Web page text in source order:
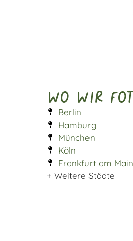
Wo wir
Berlin
Hamburg
München
Köln
Frankfurt am Main
+ Weitere Städte